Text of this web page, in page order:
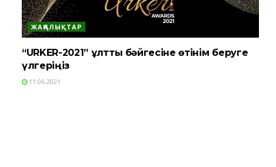
ЖАҢАЛЫҚТАР
“URKER-2021” ұлттық бәйгесіне өтінім беруге
үлгеріңіз
11.06.2021